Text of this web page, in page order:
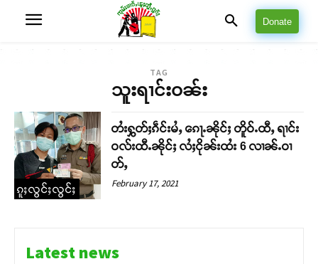
Donate
TAG
သူးရၢင်းဝၼ်း
ၵူႈလွင်ႈလွင်ႈ
တႆးႁွတ်ႈၵဵင်းမႆႇ ၵေႃႉၼိုင်ႈ တိူဝ်ႉထီႇ ရၢင်း
ဝလ်းထီႉၼိုင်ႈ လႆႈငိုၼ်းထႆး 6 လၢၼ်ႉဝၢ
တ်ႇ
February 17, 2021
Latest news